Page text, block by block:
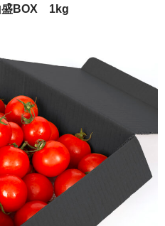
盛BOX 1kg